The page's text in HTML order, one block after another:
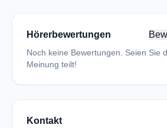
Hörerbewertungen
Noch keine Bewertungen. Seien Sie
Meinung teilt!
Kontakt